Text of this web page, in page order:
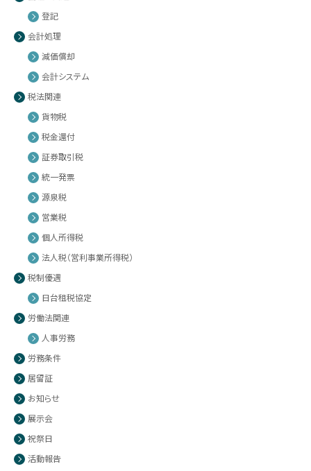
登記
会計処理
減価償却
会計システム
税法関連
貨物税
税金還付
証券取引税
統一発票
源泉税
営業税
個人所得税
法人税（営利事業所得税）
税制優遇
日台租税協定
労働法関連
人事労務
労務条件
居留証
お知らせ
展示会
祝祭日
活動報告